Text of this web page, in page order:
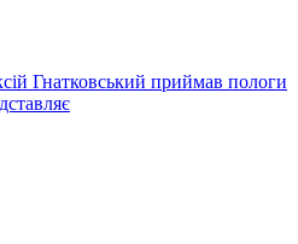
Гнатковський приймав пологи